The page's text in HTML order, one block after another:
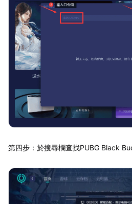
第四步：於搜尋欄查找PUBG Black